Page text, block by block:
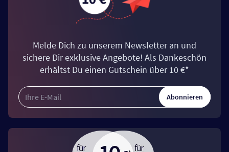
Melde Dich zu unserem Newsletter an und
sichere Dir exklusive Angebote! Als Dankeschön
erhältst Du einen Gutschein über 10 €*
Abonnieren